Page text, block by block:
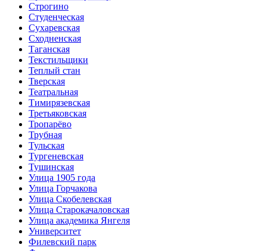
Строгино
Студенческая
Сухаревская
Сходненская
Таганская
Текстильщики
Теплый стан
Тверская
Театральная
Тимирязевская
Третьяковская
Тропарёво
Трубная
Тульская
Тургеневская
Тушинская
Улица 1905 года
Улица Горчакова
Улица Скобелевская
Улица Старокачаловская
Улица академика Янгеля
Университет
Филевский парк